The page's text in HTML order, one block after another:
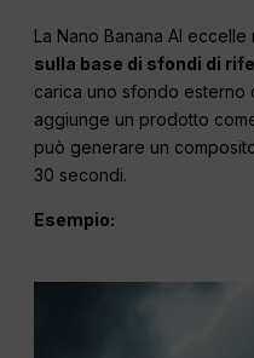
La Nano Banana AI
sulla base di sfondi di
carica uno sfondo esterno
aggiunge un prodotto
può generare un
30 secondi.
Esempio: